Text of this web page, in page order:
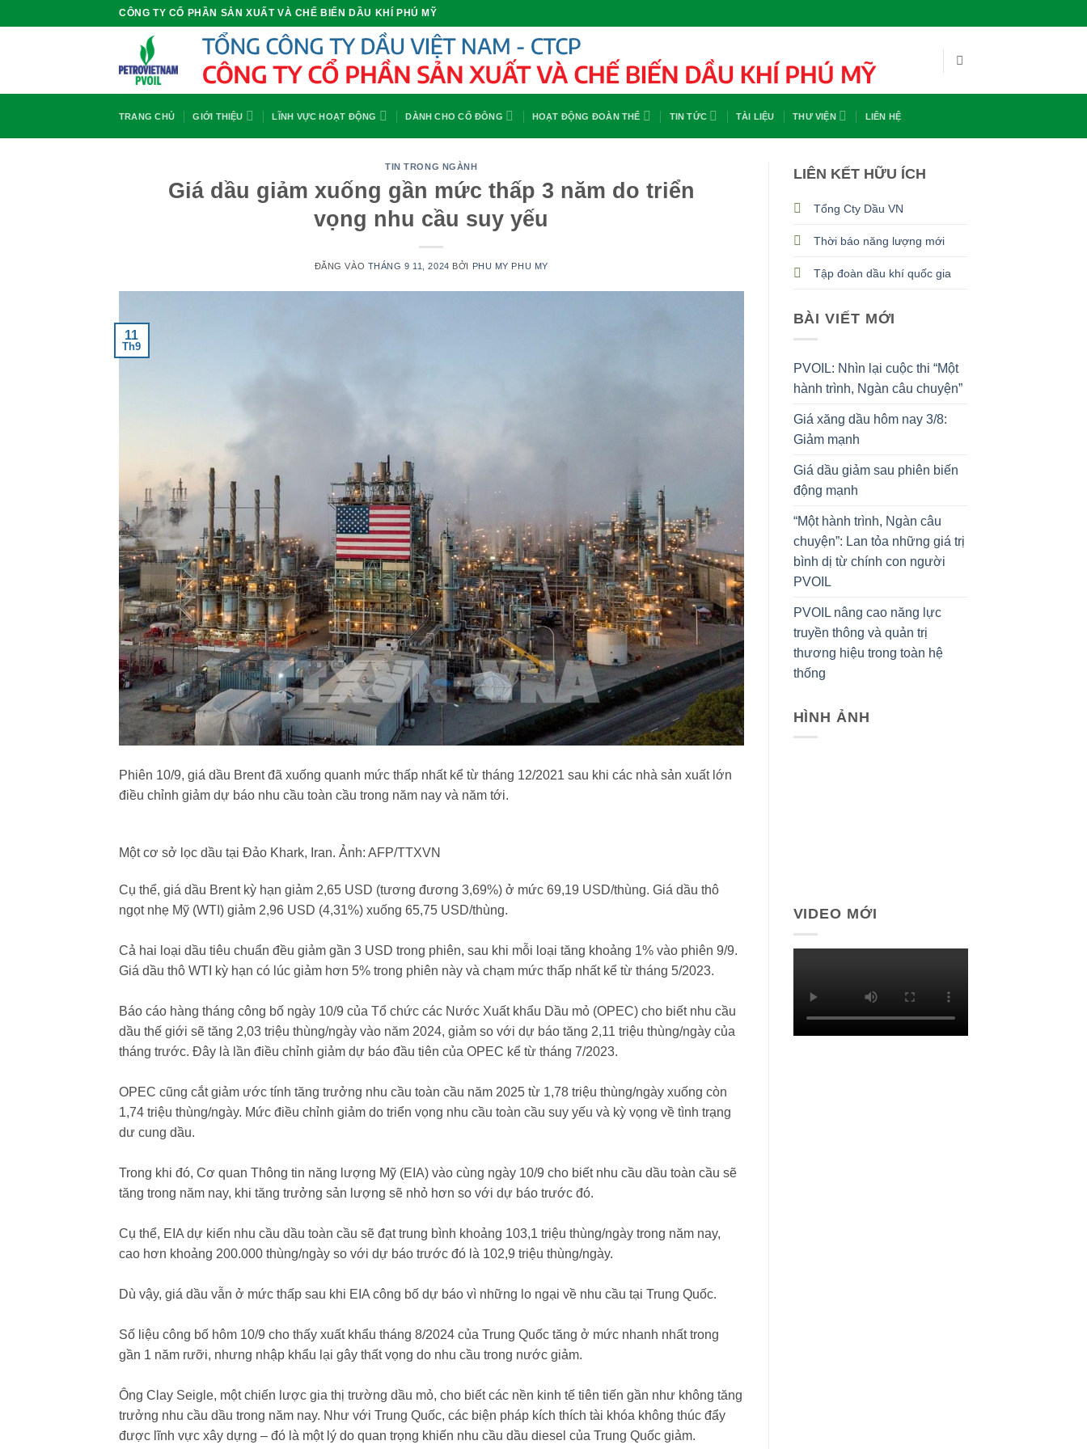
qua
CÔNG TY CỔ PHẦN SẢN XUẤT VÀ CHẾ BIẾN DẦU KHÍ PHÚ MỸ
TRANG CHỦ GIỚI THIỆU LĨNH VỰC HOẠT ĐỘNG DÀNH CHO CỔ ĐÔNG HOẠT ĐỘNG ĐOÀN THỂ TIN TỨC TÀI LIỆU THƯ VIỆN LIÊN HỆ
TIN TRONG NGÀNH
Giá dầu giảm xuống gần mức thấp 3 năm do triển
vọng nhu cầu suy yếu
ĐĂNG VÀO THÁNG 9 11, 2024 BỞI PHU MY PHU MY
11
Th9
Phiên 10/9, giá dầu Brent đã xuống quanh mức thấp nhất kể từ tháng 12/2021 sau khi các nhà sản xuất lớn
điều chỉnh giảm dự báo nhu cầu toàn cầu trong năm nay và năm tới.
Một cơ sở lọc dầu tại Đảo Khark, Iran. Ảnh: AFP/TTXVN
Cụ thể, giá dầu Brent kỳ hạn giảm 2,65 USD (tương đương 3,69%) ở mức 69,19 USD/thùng. Giá dầu thô
ngọt nhẹ Mỹ (WTI) giảm 2,96 USD (4,31%) xuống 65,75 USD/thùng.
Cả hai loại dầu tiêu chuẩn đều giảm gần 3 USD trong phiên, sau khi mỗi loại tăng khoảng 1% vào phiên 9/9.
Giá dầu thô WTI kỳ hạn có lúc giảm hơn 5% trong phiên này và chạm mức thấp nhất kể từ tháng 5/2023.
Báo cáo hàng tháng công bố ngày 10/9 của Tổ chức các Nước Xuất khẩu Dầu mỏ (OPEC) cho biết nhu cầu
dầu thế giới sẽ tăng 2,03 triệu thùng/ngày vào năm 2024, giảm so với dự báo tăng 2,11 triệu thùng/ngày của
tháng trước. Đây là lần điều chỉnh giảm dự báo đầu tiên của OPEC kể từ tháng 7/2023.
OPEC cũng cắt giảm ước tính tăng trưởng nhu cầu toàn cầu năm 2025 từ 1,78 triệu thùng/ngày xuống còn
1,74 triệu thùng/ngày. Mức điều chỉnh giảm do triển vọng nhu cầu toàn cầu suy yếu và kỳ vọng về tình trạng
dư cung dầu.
Trong khi đó, Cơ quan Thông tin năng lượng Mỹ (EIA) vào cùng ngày 10/9 cho biết nhu cầu dầu toàn cầu sẽ
tăng trong năm nay, khi tăng trưởng sản lượng sẽ nhỏ hơn so với dự báo trước đó.
Cụ thể, EIA dự kiến nhu cầu dầu toàn cầu sẽ đạt trung bình khoảng 103,1 triệu thùng/ngày trong năm nay,
cao hơn khoảng 200.000 thùng/ngày so với dự báo trước đó là 102,9 triệu thùng/ngày.
Dù vậy, giá dầu vẫn ở mức thấp sau khi EIA công bố dự báo vì những lo ngại về nhu cầu tại Trung Quốc.
Số liệu công bố hôm 10/9 cho thấy xuất khẩu tháng 8/2024 của Trung Quốc tăng ở mức nhanh nhất trong
gần 1 năm rưỡi, nhưng nhập khẩu lại gây thất vọng do nhu cầu trong nước giảm.
Ông Clay Seigle, một chiến lược gia thị trường dầu mỏ, cho biết các nền kinh tế tiên tiến gần như không tăng
trưởng nhu cầu dầu trong năm nay. Như với Trung Quốc, các biện pháp kích thích tài khóa không thúc đẩy
được lĩnh vực xây dựng – đó là một lý do quan trọng khiến nhu cầu dầu diesel của Trung Quốc giảm.
LIÊN KẾT HỮU ÍCH
Tổng Cty Dầu VN
Thời báo năng lượng mới
Tập đoàn dầu khí quốc gia
BÀI VIẾT MỚI
PVOIL: Nhìn lại cuộc thi “Một
hành trình, Ngàn câu chuyện”
Giá xăng dầu hôm nay 3/8:
Giảm mạnh
Giá dầu giảm sau phiên biến
động mạnh
“Một hành trình, Ngàn câu
chuyện”: Lan tỏa những giá trị
bình dị từ chính con người
PVOIL
PVOIL nâng cao năng lực
truyền thông và quản trị
thương hiệu trong toàn hệ
thống
HÌNH ẢNH
VIDEO MỚI